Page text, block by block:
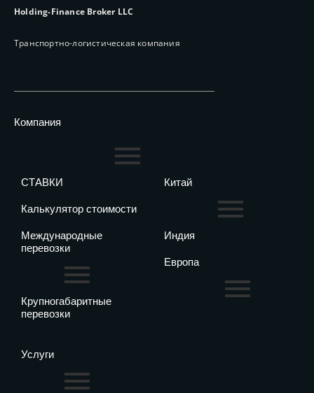
Holding-Finance Broker LLC
Транспортно-логистическая компания
Компания
СТАВКИ
Калькулятор стоимости
Международные
перевозки
Крупногабаритные
перевозки
Китай
Индия
Европа
Услуги